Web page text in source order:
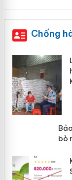
Chống